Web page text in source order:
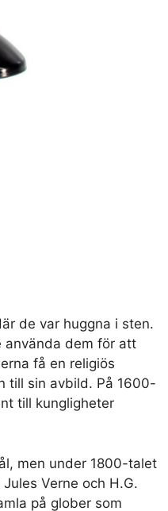
de var huggna i sten.
använda dem för att
få en religiös
till sin avbild. På 1600-
till kungligheter
men under 1800-talet
Verne och H.G.
på glober som